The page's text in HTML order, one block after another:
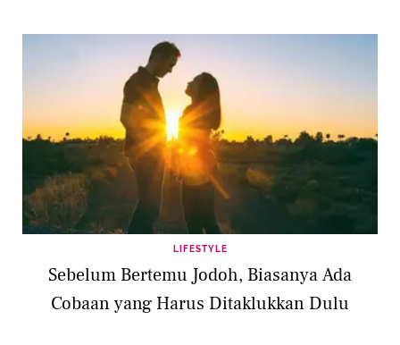
LIFESTYLE
Sebelum Bertemu Jodoh, Biasanya Ada
Cobaan yang Harus Ditaklukkan Dulu